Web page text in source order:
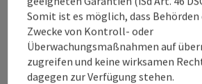
InstagramFacebookYouTube
Somit ist es möglich, dass Behörden
Zwecke von Kontroll- oder
Überwachungsmaßnahmen auf
zugreifen und keine wirksamen
dagegen zur Verfügung stehen.